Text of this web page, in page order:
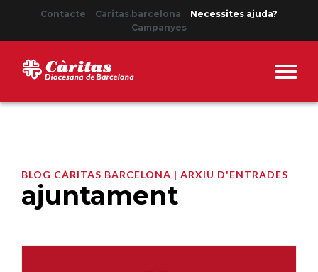
Contacte Caritas.barcelona
Necessites ajuda?
Campanyes
BLOG CÀRITAS BARCELONA | ARXIU D'ENTRADES
ajuntament